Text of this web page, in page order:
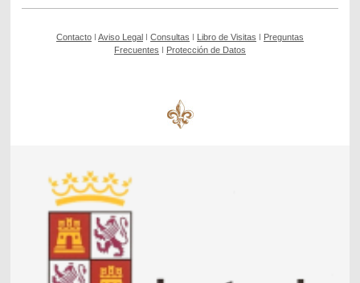
Contacto ǀ Aviso Legal ǀ Consultas ǀ Libro de Visitas ǀ Preguntas
Frecuentes ǀ Protección de Datos